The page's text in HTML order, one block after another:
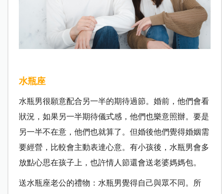
水瓶座
水瓶男很願意配合另一半的期待過節。婚前，他們會看
狀況，如果另一半期待儀式感，他們也樂意照辦。要是
另一半不在意，他們也就算了。但婚後他們覺得婚姻需
要經營，比較會主動表達心意。有小孩後，水瓶男會多
放點心思在孩子上，也許情人節還會送老婆媽媽包。
送水瓶座老公的禮物：水瓶男覺得自己與眾不同。所